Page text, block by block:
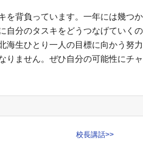
を背負っています。一年には幾つ
自分のタスキをどうつなげていく
海生ひとり一人の目標に向かう努
りません。ぜひ自分の可能性にチ
校長講話>>